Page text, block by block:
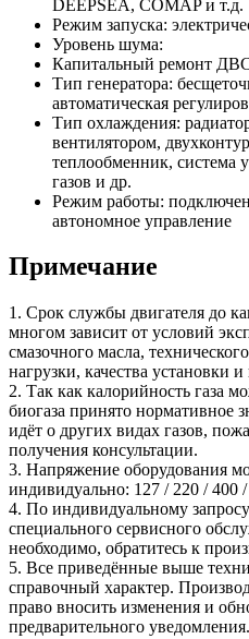
DEEPSEA, COMAP и т.д.
Режим запуска:
Уровень шума:
Капитальный ремонт
Тип генератора:
автоматическая
Тип охлаждения:
вентилятором,
теплообменник, система
газов и др.
Режим работы:
автономное управление
Примечание
1. Срок службы двигателя до
многом зависит от условий
смазочного масла,
нагрузки, качества установки
2. Так как калорийность газа
биогаза принято нормативное
идёт о других видах газов,
получения консультации.
3. Напряжение оборудования
индивидуально: 127 / 220 / 400
4. По индивидуальному
специального сервисного
необходимо, обратитесь к
5. Все приведённые выше
справочный характер.
право вносить изменения и
предварительного уведомления.